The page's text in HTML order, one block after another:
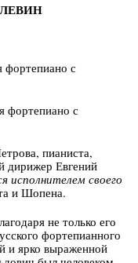
ЛЕВИН
с
с
пианиста,
дирижер Евгений
своего
и Шопена.
не только его
фортепианного
и ярко выраженной